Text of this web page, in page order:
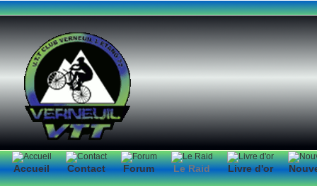
Accueil Contact Forum Le Raid Livre d'or